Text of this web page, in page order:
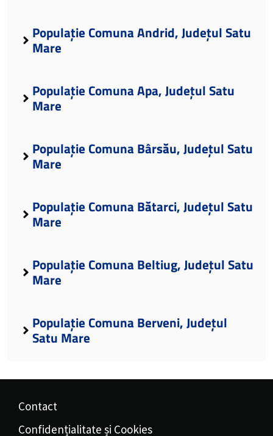
Populație Comuna Andrid, Județul Satu
Mare
Populație Comuna Apa, Județul Satu
Mare
Populație Comuna Bârsău, Județul Satu
Mare
Populație Comuna Bătarci, Județul Satu
Mare
Populație Comuna Beltiug, Județul Satu
Mare
Populație Comuna Berveni, Județul
Satu Mare
Contact
Confidențialitate și Cookies